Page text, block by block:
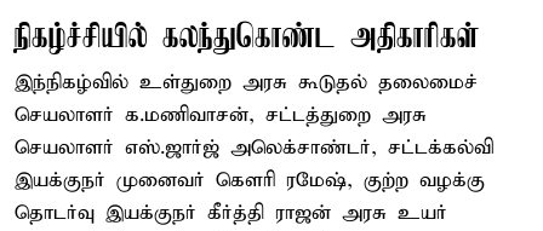
நிகழ்ச்சியில் கலந்துகொண்ட அதிகாரிகள்
இந்நிகழ்வில் உள்துறை அரசு கூடுதல் தலைமைச்
செயலாளர் க.மணிவாசன், சட்டத்துறை அரசு
செயலாளர் எஸ்.ஜார்ஜ் அலெக்சாண்டர், சட்டக்கல்வி
இயக்குநர் முனைவர் கௌரி ரமேஷ், குற்ற வழக்கு
தொடர்வு இயக்குநர் கீர்த்தி ராஜன் அரசு உயர்